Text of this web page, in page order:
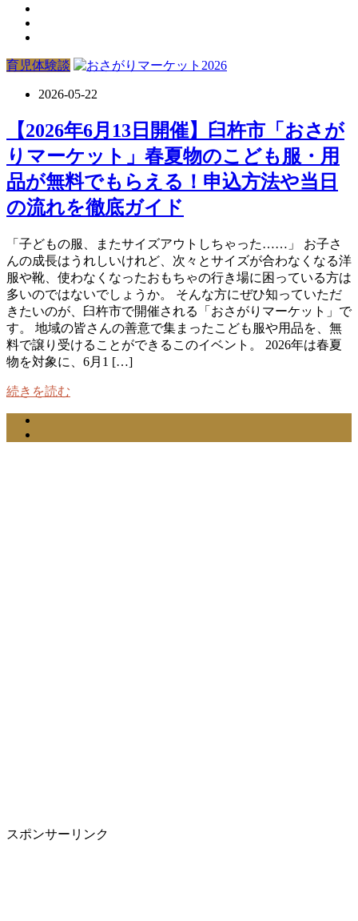
育児体験談
2026-05-22
【2026年6月13日開催】臼杵市「おさが
りマーケット」春夏物のこども服・用
品が無料でもらえる！申込方法や当日
の流れを徹底ガイド
「子どもの服、またサイズアウトしちゃった……」 お子さ
んの成長はうれしいけれど、次々とサイズが合わなくなる洋
服や靴、使わなくなったおもちゃの行き場に困っている方は
多いのではないでしょうか。 そんな方にぜひ知っていただ
きたいのが、臼杵市で開催される「おさがりマーケット」で
す。 地域の皆さんの善意で集まったこども服や用品を、無
料で譲り受けることができるこのイベント。 2026年は春夏
物を対象に、6月1 […]
続きを読む
スポンサーリンク